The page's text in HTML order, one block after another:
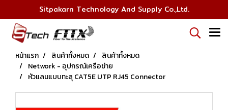
Sitpakarn Technology And Supply Co.,Ltd.
หน้าแรก สินค้าทั้งหมด
สินค้าทั้งหมด
Network - อุปกรณ์เครือข่าย
หัวแลนแบบทะลุ CAT5E UTP RJ45 Connector